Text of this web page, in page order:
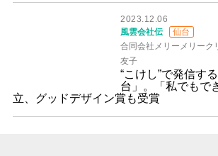
2023.12.06
風雲会社伝
仙台
合同会社メリーメリーク
友子
“こけし”で発信す
台」。「私でもで
立、グッドデザイン賞も受賞